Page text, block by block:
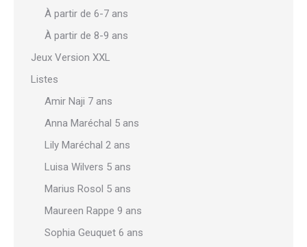
À partir de 6-7 ans
À partir de 8-9 ans
Jeux Version XXL
Listes
Amir Naji 7 ans
Anna Maréchal 5 ans
Lily Maréchal 2 ans
Luisa Wilvers 5 ans
Marius Rosol 5 ans
Maureen Rappe 9 ans
Sophia Geuquet 6 ans